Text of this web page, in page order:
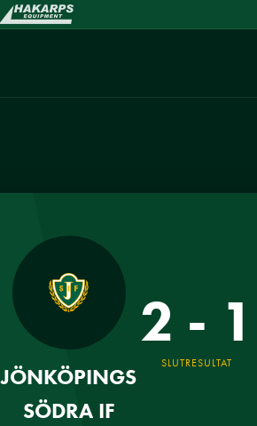
JÖNKÖPINGS
SÖDRA IF
2 - 1
SLUTRESULTAT